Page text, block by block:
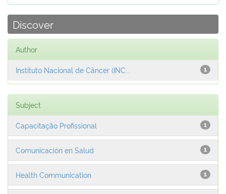
Discover
Author
1
Instituto Nacional de Câncer (INC...
Subject
1
Capacitação Profissional
1
Comunicación en Salud
1
Health Communication